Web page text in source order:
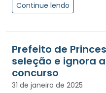
Continue lendo
Prefeito de
seleção e ignora
concurso
31 de janeiro de 2025